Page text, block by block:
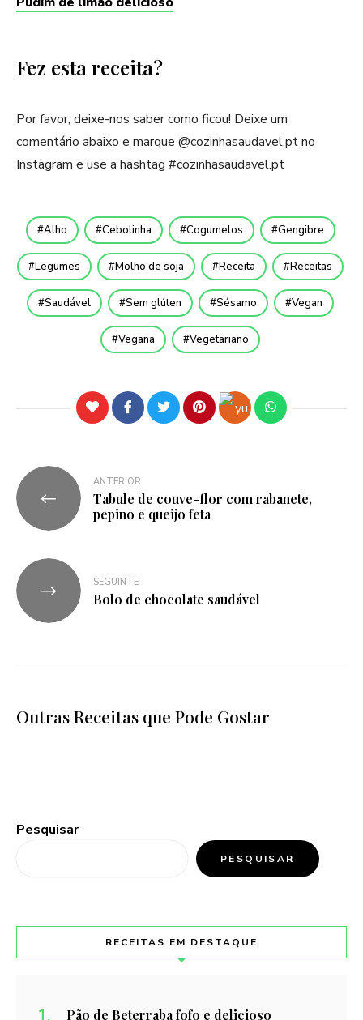
Fez esta receita?
Por favor, deixe-nos saber como ficou! Deixe um
comentário abaixo e marque @cozinhasaudavel.pt no
Instagram e use a hashtag #cozinhasaudavel.pt
Alho Cebolinha Cogumelos Gengibre
Legumes Molho de soja Receita Receitas
Saudável Sem glúten Sésamo Vegan
Vegana Vegetariano
ANTERIOR
Tabule de couve-flor com rabanete,
pepino e queijo feta
SEGUINTE
Bolo de chocolate saudável
Outras Receitas que Pode Gostar
Pesquisar
PESQUISAR
RECEITAS EM DESTAQUE
Pão de Beterraba fofo e delicioso